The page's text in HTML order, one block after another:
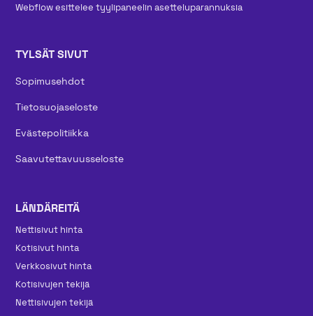
Webflow esittelee tyylipaneelin asetteluparannuksia
TYLSÄT SIVUT
Sopimusehdot
Tietosuojaseloste
Evästepolitiikka
Saavutettavuusseloste
LÄNDÄREITÄ
Nettisivut hinta
Kotisivut hinta
Verkkosivut hinta
Kotisivujen tekijä
Nettisivujen tekijä